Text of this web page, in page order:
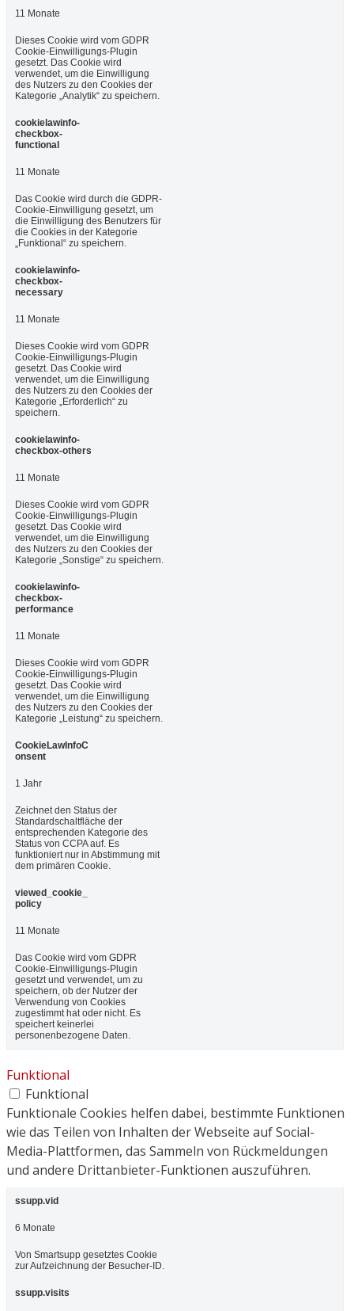
11 Monate
Dieses Cookie wird vom GDPR
Cookie-Einwilligungs-Plugin
gesetzt. Das Cookie wird
verwendet, um die Einwilligung
des Nutzers zu den Cookies der
Kategorie „Analytik“ zu speichern.
cookielawinfo-
checkbox-
functional
11 Monate
Das Cookie wird durch die GDPR-
Cookie-Einwilligung gesetzt, um
die Einwilligung des Benutzers für
die Cookies in der Kategorie
„Funktional“ zu speichern.
cookielawinfo-
checkbox-
necessary
11 Monate
Dieses Cookie wird vom GDPR
Cookie-Einwilligungs-Plugin
gesetzt. Das Cookie wird
verwendet, um die Einwilligung
des Nutzers zu den Cookies der
Kategorie „Erforderlich“ zu
speichern.
cookielawinfo-
checkbox-others
11 Monate
Dieses Cookie wird vom GDPR
Cookie-Einwilligungs-Plugin
gesetzt. Das Cookie wird
verwendet, um die Einwilligung
des Nutzers zu den Cookies der
Kategorie „Sonstige“ zu speichern.
cookielawinfo-
checkbox-
performance
11 Monate
Dieses Cookie wird vom GDPR
Cookie-Einwilligungs-Plugin
gesetzt. Das Cookie wird
verwendet, um die Einwilligung
des Nutzers zu den Cookies der
Kategorie „Leistung“ zu speichern.
CookieLawInfoC
onsent
1 Jahr
Zeichnet den Status der
Standardschaltfläche der
entsprechenden Kategorie des
Status von CCPA auf. Es
funktioniert nur in Abstimmung mit
dem primären Cookie.
viewed_cookie_
policy
11 Monate
Das Cookie wird vom GDPR
Cookie-Einwilligungs-Plugin
gesetzt und verwendet, um zu
speichern, ob der Nutzer der
Verwendung von Cookies
zugestimmt hat oder nicht. Es
speichert keinerlei
personenbezogene Daten.
Funktional
Funktional
Funktionale Cookies helfen dabei, bestimmte Funktionen
wie das Teilen von Inhalten der Webseite auf Social-
Media-Plattformen, das Sammeln von Rückmeldungen
und andere Drittanbieter-Funktionen auszuführen.
ssupp.vid
6 Monate
Von Smartsupp gesetztes Cookie
zur Aufzeichnung der Besucher-ID.
ssupp.visits